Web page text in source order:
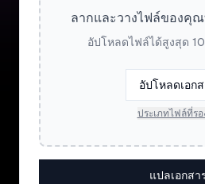
ลากและวางไฟล์ของคุ
อัปโหลดไฟล์ได้สูงสุด
อัปโหลดเอก
ประเภทไฟล์ที่รอ
แปลเอกสา